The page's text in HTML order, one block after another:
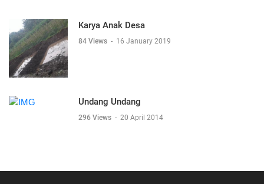
Karya Anak Desa
84 Views - 16 January 2019
Undang Undang
296 Views - 20 April 2014